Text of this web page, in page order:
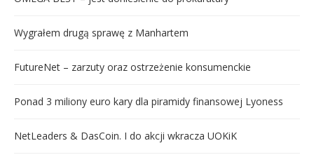
Wygrałem drugą sprawę z Manhartem
FutureNet – zarzuty oraz ostrzeżenie konsumenckie
Ponad 3 miliony euro kary dla piramidy finansowej Lyoness
NetLeaders & DasCoin. I do akcji wkracza UOKiK